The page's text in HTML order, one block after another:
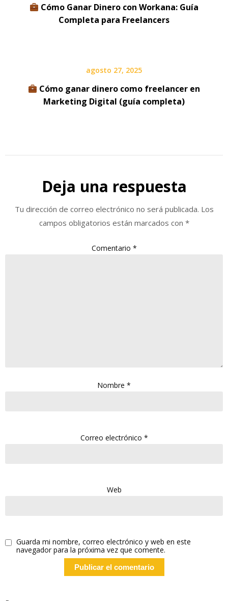
Cómo Ganar Dinero con Workana: Guía
Completa para Freelancers
agosto 27, 2025
Cómo ganar dinero como freelancer en
Marketing Digital (guía completa)
Deja una respuesta
Tu dirección de correo electrónico no será publicada. Los
campos obligatorios están marcados con *
Comentario *
Nombre *
Correo electrónico *
Web
Guarda mi nombre, correo electrónico y web en este
navegador para la próxima vez que comente.